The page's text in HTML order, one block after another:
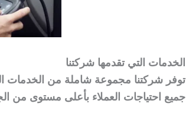
الخدمات التي تقدمها شركتنا
توفر شركتنا مجموعة شاملة من الخدمات
جميع احتياجات العملاء بأعلى مستوى من